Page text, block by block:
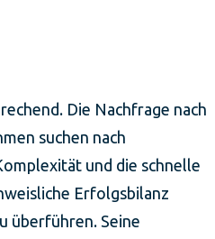
Die Nachfrage nach
suchen nach
und die schnelle
Erfolgsbilanz
überführen. Seine